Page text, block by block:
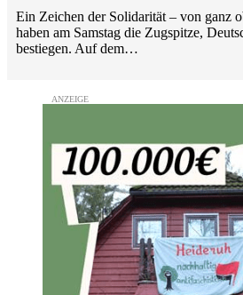
Ein Zeichen der Solidarität – von ganz
haben am Samstag die Zugspitze,
bestiegen. Auf dem…